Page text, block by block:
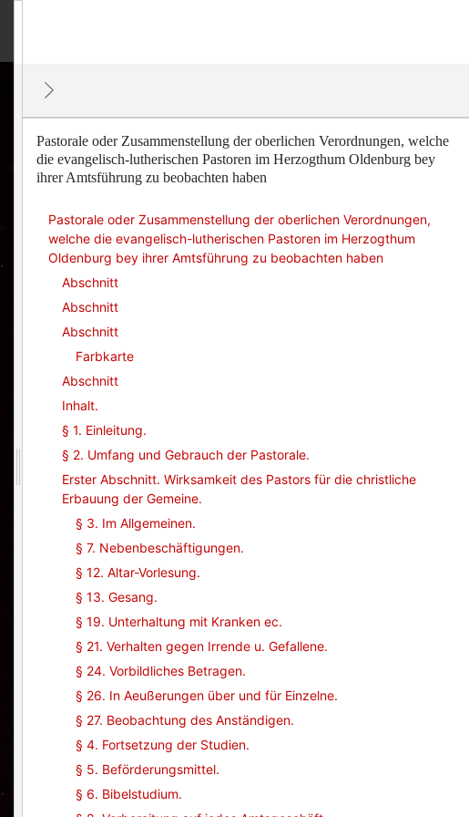
Pastorale oder Zusammenstellung der oberlichen Verordnungen, welche
die evangelisch-lutherischen Pastoren im Herzogthum Oldenburg bey
ihrer Amtsführung zu beobachten haben
Pastorale oder Zusammenstellung der oberlichen Verordnungen,
welche die evangelisch-lutherischen Pastoren im Herzogthum
Oldenburg bey ihrer Amtsführung zu beobachten haben
Abschnitt
Abschnitt
Abschnitt
Farbkarte
Abschnitt
Inhalt.
§ 1. Einleitung.
§ 2. Umfang und Gebrauch der Pastorale.
Erster Abschnitt. Wirksamkeit des Pastors für die christliche
Erbauung der Gemeine.
§ 3. Im Allgemeinen.
§ 7. Nebenbeschäftigungen.
§ 12. Altar-Vorlesung.
§ 13. Gesang.
§ 19. Unterhaltung mit Kranken ec.
§ 21. Verhalten gegen Irrende u. Gefallene.
§ 24. Vorbildliches Betragen.
§ 26. In Aeußerungen über und für Einzelne.
§ 27. Beobachtung des Anständigen.
§ 4. Fortsetzung der Studien.
§ 5. Beförderungsmittel.
§ 6. Bibelstudium.